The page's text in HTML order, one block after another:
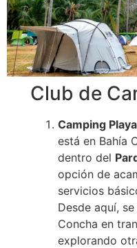
Club de
Camping
está en Bahía
dentro del
opción de
servicios
Desde aquí,
Concha en
explorando